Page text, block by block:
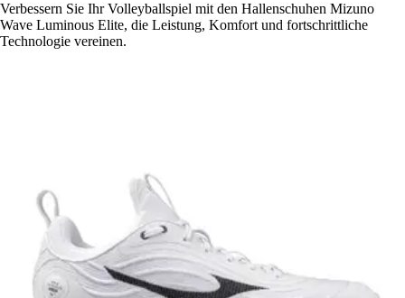
Verbessern Sie Ihr Volleyballspiel mit den Hallenschuhen Mizuno
Wave Luminous Elite, die Leistung, Komfort und fortschrittliche
Technologie vereinen.